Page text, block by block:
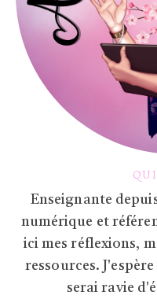
Enseignante
numérique et
ici mes réflexions,
ressources.
serai ravie